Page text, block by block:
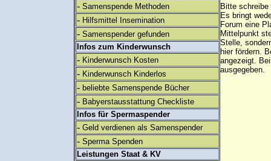
- Samenspende Methoden
- Hilfsmittel Insemination
- Samenspender gefunden
Infos zum Kinderwunsch
- Kinderwunsch Kosten
- Kinderwunsch Kinderlos
- beliebte Samenspende Bücher
- Babyerstausstattung Checkliste
Infos für Spermaspender
- Geld verdienen als Samenspender
- Sperma Spenden
Leistungen Staat & KV
Bitte
Es bringt
Forum eine
Mittelpunkt
Stelle,
hier fördern.
angezeigt.
ausgegeben.